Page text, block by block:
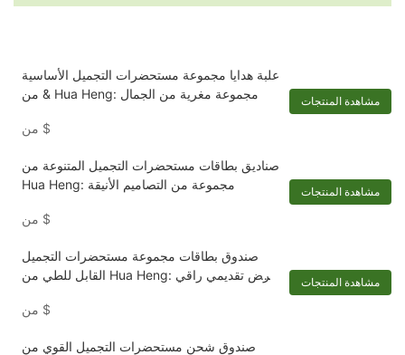
علبة هدايا مجموعة مستحضرات التجميل الأساسية
& من Hua Heng: مجموعة مغرية من الجمال
$
مشاهدة المنتجات
صناديق بطاقات مستحضرات التجميل المتنوعة من
Hua Heng: مجموعة من التصاميم الأنيقة
$
مشاهدة المنتجات
صندوق بطاقات مجموعة مستحضرات التجميل
القابل للطي من Hua Heng: عرض تقديمي راقي
$
مشاهدة المنتجات
صندوق شحن مستحضرات التجميل القوي من